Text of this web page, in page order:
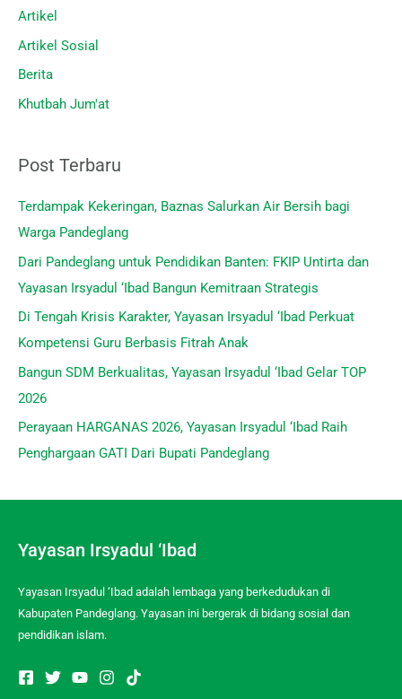
u
n
Artikel
Artikel Sosial
Berita
Khutbah Jum'at
Post Terbaru
Terdampak Kekeringan, Baznas Salurkan Air Bersih bagi
Warga Pandeglang
Dari Pandeglang untuk Pendidikan Banten: FKIP Untirta dan
Yayasan Irsyadul ‘Ibad Bangun Kemitraan Strategis
Di Tengah Krisis Karakter, Yayasan Irsyadul ‘Ibad Perkuat
Kompetensi Guru Berbasis Fitrah Anak
Bangun SDM Berkualitas, Yayasan Irsyadul ‘Ibad Gelar TOP
2026
Perayaan HARGANAS 2026, Yayasan Irsyadul ‘Ibad Raih
Penghargaan GATI Dari Bupati Pandeglang
Yayasan Irsyadul ‘Ibad
Yayasan Irsyadul ‘Ibad adalah lembaga yang berkedudukan di
Kabupaten Pandeglang. Yayasan ini bergerak di bidang sosial dan
pendidikan islam.